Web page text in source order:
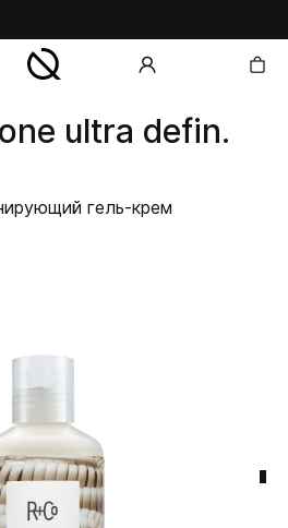
ultra defin.
гель-крем